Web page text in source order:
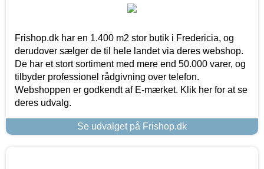
Frishop.dk har en 1.400 m2 stor butik i Fredericia, og
derudover sælger de til hele landet via deres webshop.
De har et stort sortiment med mere end 50.000 varer, og
tilbyder professionel rådgivning over telefon.
Webshoppen er godkendt af E-mærket. Klik her for at se
deres udvalg.
Se udvalget på Frishop.dk